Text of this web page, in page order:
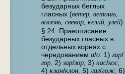
безударных беглых
гласных (ветер, ветошь,
восемь, свекор, келий, улей)
§ 24. Правописание
безударных гласных в
отдельных корнях с
чередованием а/о: 1) гар/
гор, 2) зар/зор, 3) кас/кос,
4) клан/клон, 5) лаг/лож, 6)